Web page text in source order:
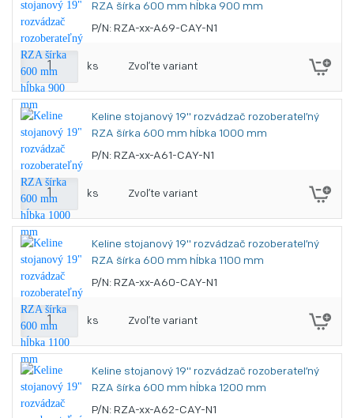
RZA šírka 600 mm hĺbka 900 mm
P/N: RZA-xx-A69-CAY-N1
ks Zvoľte variant
Keline stojanový 19" rozvádzač rozoberateľný
RZA šírka 600 mm hĺbka 1000 mm
P/N: RZA-xx-A61-CAY-N1
ks Zvoľte variant
Keline stojanový 19" rozvádzač rozoberateľný
RZA šírka 600 mm hĺbka 1100 mm
P/N: RZA-xx-A60-CAY-N1
ks Zvoľte variant
Keline stojanový 19" rozvádzač rozoberateľný
RZA šírka 600 mm hĺbka 1200 mm
P/N: RZA-xx-A62-CAY-N1